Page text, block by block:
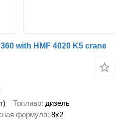
with HMF 4020 K5 crane
Топливо дизель
формула 8x2